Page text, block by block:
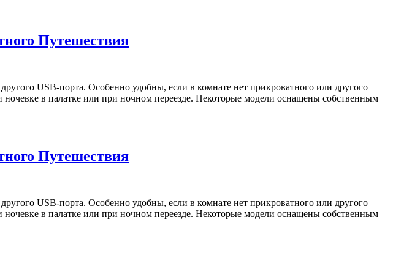
Путешествия
USB-порта. Особенно удобны, если в комнате нет прикроватного или другого
в палатке или при ночном переезде. Некоторые модели оснащены собственным
Путешествия
USB-порта. Особенно удобны, если в комнате нет прикроватного или другого
в палатке или при ночном переезде. Некоторые модели оснащены собственным